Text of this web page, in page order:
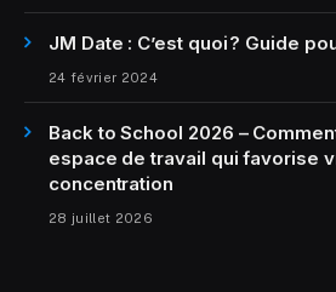
JM Date : C’est quoi ? Guide
24 février 2024
Back to School 2026 –
espace de travail qui favorise
concentration
28 juillet 2026